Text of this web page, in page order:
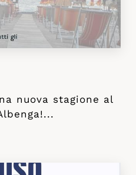
nuova stagione al